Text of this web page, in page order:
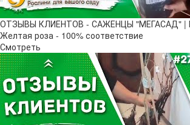
ОТЗЫВЫ КЛИЕНТОВ - САЖЕНЦЫ "МЕГАСАД" |
Желтая роза - 100% соответствие
Смотреть